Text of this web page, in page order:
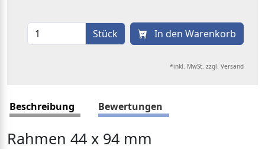
Stück In den Warenkorb
*inkl. MwSt. zzgl. Versand
Beschreibung Bewertungen
Rahmen 44 x 94 mm